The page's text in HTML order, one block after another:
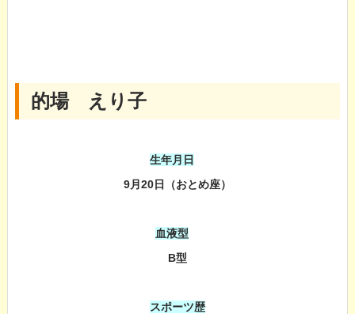
的場 えり子
生年月日
9月20日（おとめ座）
血液型
B型
スポーツ歴